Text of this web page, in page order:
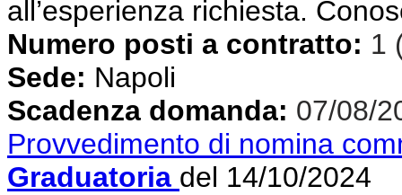
all’esperienza richiesta.
Numero posti a contratto: 1
Sede: Napoli
Scadenza domanda: 07/08/
Provvedimento di nomina
Graduatoria del 14/10/2024